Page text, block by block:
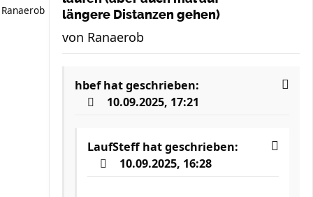
Ranaerob
längere Distanzen gehen)
von Ranaerob
hbefhat geschrieben:
10.09.2025, 17:21
LaufSteffhat geschrieben:
10.09.2025, 16:28